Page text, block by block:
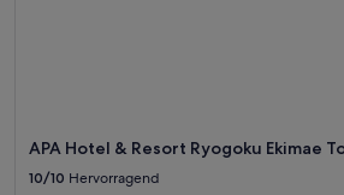
APA Hotel & Resort Ryogoku Ekimae
10/10 Hervorragend